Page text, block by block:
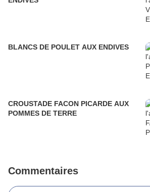
BLANCS DE POULET AUX ENDIVES
CROUSTADE FACON PICARDE AUX
POMMES DE TERRE
Commentaires